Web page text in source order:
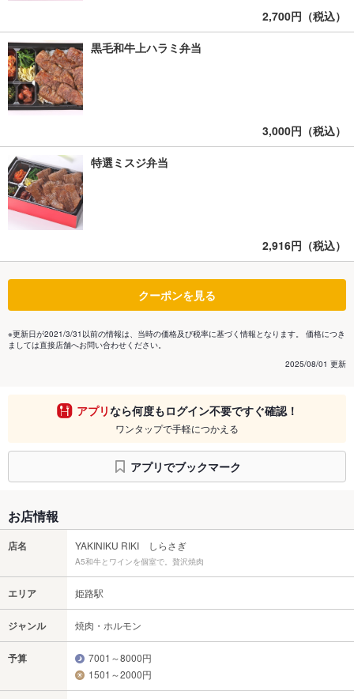
2,700円（税込）
黒毛和牛上ハラミ弁当
3,000円（税込）
特選ミスジ弁当
2,916円（税込）
クーポンを見る
※更新日が2021/3/31以前の情報は、当時の価格及び税率に基づく情報となります。 価格につき
ましては直接店舗へお問い合わせください。
2025/08/01 更新
アプリなら何度もログイン不要ですぐ確認！
ワンタップで手軽につかえる
アプリでブックマーク
お店情報
店名 YAKINIKU RIKI しらさぎ
A5和牛とワインを個室で。贅沢焼肉
エリア 姫路駅
ジャンル 焼肉・ホルモン
予算
7001～8000円
1501～2000円